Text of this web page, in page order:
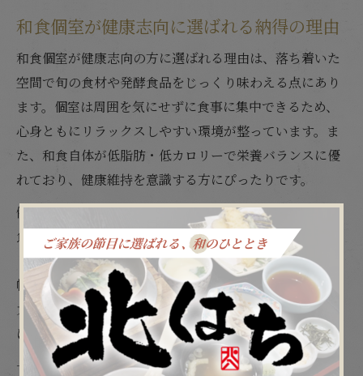
和食個室が健康志向に選ばれる納得の理由
和食個室が健康志向の方に選ばれる理由は、落ち着いた
空間で旬の食材や発酵食品をじっくり味わえる点にあり
ます。個室は周囲を気にせずに食事に集中できるため、
心身ともにリラックスしやすい環境が整っています。ま
た、和食自体が低脂肪・低カロリーで栄養バランスに優
れており、健康維持を意識する方にぴったりです。
例えば、福山市の和食個室では、野菜中心の季節料理や
魚介を使ったメニューが豊富に用意されています。こう
した店舗では、家族や仲間との会食、記念日・接待など
幅広いシーンで「健康」と「安心」を実感できるのが魅
力です。特に個室なら、アレルギーや食事制限にも柔軟
に対応できる点が評価されています。
一方で、個室利用時は予約が必要な場合も多いため、事